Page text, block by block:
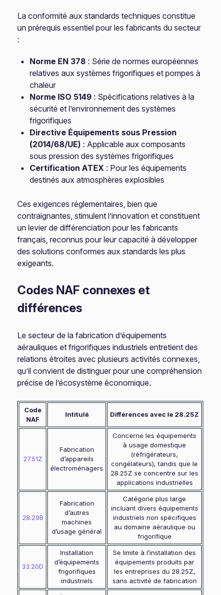
La conformité aux standards techniques constitue
un prérequis essentiel pour les fabricants du secteur
:
Norme EN 378 : Série de normes européennes
relatives aux systèmes frigorifiques et pompes à
chaleur
Norme ISO 5149 : Spécifications relatives à la
sécurité et l’environnement des systèmes
frigorifiques
Directive Équipements sous Pression
(2014/68/UE) : Applicable aux composants
sous pression des systèmes frigorifiques
Certification ATEX : Pour les équipements
destinés aux atmosphères explosibles
Ces exigences réglementaires, bien que
contraignantes, stimulent l’innovation et constituent
un levier de différenciation pour les fabricants
français, reconnus pour leur capacité à développer
des solutions conformes aux standards les plus
exigeants.
Codes NAF connexes et
différences
Le secteur de la fabrication d’équipements
aérauliques et frigorifiques industriels entretient des
relations étroites avec plusieurs activités connexes,
qu’il convient de distinguer pour une compréhension
précise de l’écosystème économique.
Code
NAF
Intitulé Différences avec le 28.25Z
27.51Z
Fabrication
d’appareils
électroménagers
Concerne les équipements
à usage domestique
(réfrigérateurs,
congélateurs), tandis que le
28.25Z se concentre sur les
applications industrielles
28.29B
Fabrication
d’autres
machines
d’usage général
Catégorie plus large
incluant divers équipements
industriels non spécifiques
au domaine aéraulique ou
frigorifique
33.20D
Installation
d’équipements
frigorifiques
industriels
Se limite à l’installation des
équipements produits par
les entreprises du 28.25Z,
sans activité de fabrication